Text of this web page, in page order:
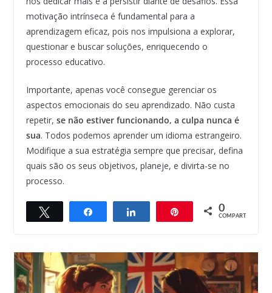
motivação intrínseca é fundamental para a
aprendizagem eficaz, pois nos impulsiona a explorar,
questionar e buscar soluções, enriquecendo o
processo educativo.
Importante, apenas você consegue gerenciar os
aspectos emocionais do seu aprendizado. Não custa
repetir, se não estiver funcionando, a culpa nunca é
sua. Todos podemos aprender um idioma estrangeiro.
Modifique a sua estratégia sempre que precisar, defina
quais são os seus objetivos, planeje, e divirta-se no
processo.
Compartilhar Compartilhar 0
COMPART.